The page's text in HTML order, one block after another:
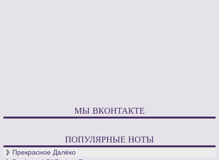
МЫ ВКОНТАКТЕ
ПОПУЛЯРНЫЕ НОТЫ
Прекрасное Далёко